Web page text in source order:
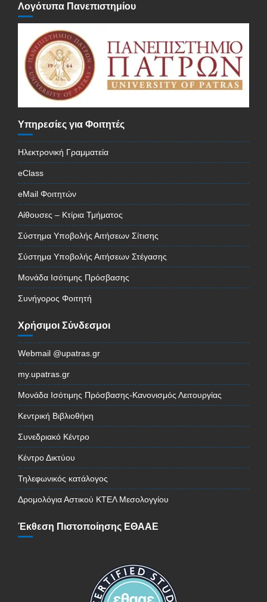
Λογότυπα Πανεπιστημίου
Υπηρεσίες για Φοιτητές
Ηλεκτρονική Γραμματεία
eClass
eMail Φοιτητών
Αίθουσες – Κτίρια Τμήματος
Σύστημα Υποβολής Αιτήσεων Σίτισης
Σύστημα Υποβολής Αιτήσεων Στέγασης
Μονάδα Ισότιμης Πρόσβασης
Συνήγορος Φοιτητή
Χρήσιμοι Σύνδεσμοι
Webmail @upatras.gr
my.upatras.gr
Μονάδα Ισότιμης Πρόσβασης-Κανονισμός Λειτουργίας
Κεντρική Βιβλιοθήκη
Συνεδριακό Κέντρο
Κέντρο Δικτύου
Τηλεφωνικός κατάλογος
Δρομολόγια Αστικού ΚΤΕΛ Μεσολογγίου
Έκθεση Πιστοποίησης ΕΘΑΑΕ